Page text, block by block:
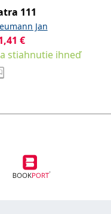
111
Jan
€
stiahnutie ihneď